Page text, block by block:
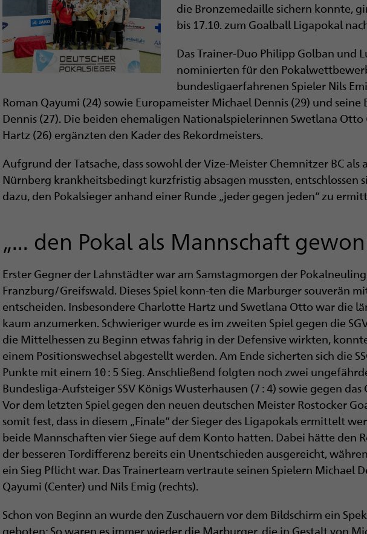
g
a
t
i
o
n
die Bronzemedaille sichern konnte,
bis 17.10. zum Goalball Ligapokal
Das Trainer-Duo Philipp Golban und
nominierten für den
bundesligaerfahrenen Spieler Nils
Roman Qayumi (24) sowie Europameister Michael Dennis (29) und seine
Dennis (27). Die beiden ehemaligen Nationalspielerinnen Swetlana
Hartz (26) ergänzten den Kader des Rekordmeisters.
Aufgrund der Tatsache, dass sowohl der Vize-Meister Chemnitzer BC als
Nürnberg krankheitsbedingt kurzfristig absagen mussten, entschlossen
dazu, den Pokalsieger anhand einer Runde „jeder gegen jeden“ zu
„... den Pokal als Mannschaft
Erster Gegner der Lahnstädter war am Samstagmorgen der Pokalneuling
Franzburg/Greifswald. Dieses Spiel konn-ten die Marburger souverän
entscheiden. Insbesondere Charlotte Hartz und Swetlana Otto war die
kaum anzumerken. Schwieriger wurde es im zweiten Spiel gegen die
die Mittelhessen zu Beginn etwas fahrig in der Defensive wirkten,
einem Positionswechsel abgestellt werden. Am Ende sicherten sich die
Punkte mit einem 10 : 5 Sieg. Anschließend folgten noch zwei
Bundesliga-Aufsteiger SSV Königs Wusterhausen (7 : 4) sowie gegen das
Vor dem letzten Spiel gegen den neuen deutschen Meister Rostocker
somit fest, dass in diesem „Finale“ der Sieger des Ligapokals ermittelt
beide Mannschaften vier Siege auf dem Konto hatten. Dabei hätte den
der besseren Tordifferenz bereits ein Unentschieden ausgereicht,
ein Sieg Pflicht war. Das Trainerteam vertraute seinen Spielern Michael
Qayumi (Center) und Nils Emig (rechts).
Schon von Beginn an wurde den Zuschauern vor dem Bildschirm ein
geboten: So waren es immer wieder die Marburger, die in Gestalt von